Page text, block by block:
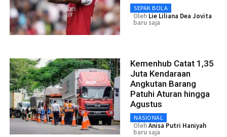
SEPAK BOLA
Oleh Lie Liliana Dea Jovita
baru saja
Kemenhub Catat 1,35
Juta Kendaraan
Angkutan Barang
Patuhi Aturan hingga
Agustus
NASIONAL
OlehAnisa Putri Haniyah
baru saja